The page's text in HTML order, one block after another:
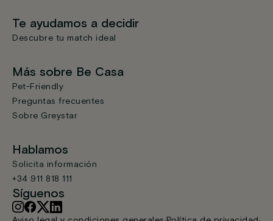
Te ayudamos a decidir
Descubre tu match ideal
Más sobre Be Casa
Pet-Friendly
Preguntas frecuentes
Sobre Greystar
Hablamos
Solicita información
+34 911 818 111
Síguenos